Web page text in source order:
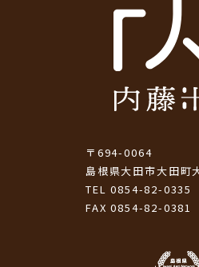
〒694-0064
島根県大田市大田町
TEL 0854-82-0335
FAX 0854-82-0381